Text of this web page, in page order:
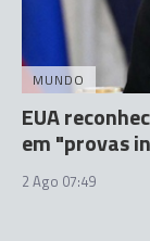
MUNDO
EUA
em "provas
2 Ago 07:49